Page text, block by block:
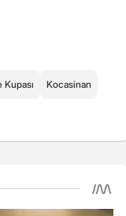
Kupası Kocasinan